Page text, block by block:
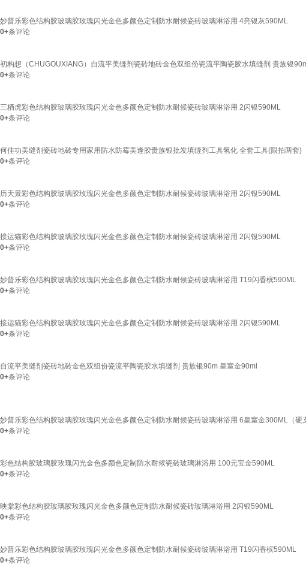
妙普乐彩色结构胶玻璃胶玫瑰闪光金色多颜色定制防水耐候瓷砖玻璃淋浴用 4亮银灰590ML
0+条评论
初构想（CHUGOUXIANG）自流平美缝剂瓷砖地砖金色双组份瓷流平陶瓷胶水填缝剂 贵族银
0+条评论
三栖虎彩色结构胶玻璃胶玫瑰闪光金色多颜色定制防水耐候瓷砖玻璃淋浴用 2闪银590ML
0+条评论
何佳功美缝剂瓷砖地砖专用家用防水防霉美逢胶贵族银批发填缝剂工具氢化 全套工具(限拍两套)
0+条评论
历天景彩色结构胶玻璃胶玫瑰闪光金色多颜色定制防水耐候瓷砖玻璃淋浴用 2闪银590ML
0+条评论
接运猫彩色结构胶玻璃胶玫瑰闪光金色多颜色定制防水耐候瓷砖玻璃淋浴用 2闪银590ML
0+条评论
妙普乐彩色结构胶玻璃胶玫瑰闪光金色多颜色定制防水耐候瓷砖玻璃淋浴用 T19闪香槟590ML
0+条评论
接运猫彩色结构胶玻璃胶玫瑰闪光金色多颜色定制防水耐候瓷砖玻璃淋浴用 2闪银590ML
0+条评论
自流平美缝剂瓷砖地砖金色双组份瓷流平陶瓷胶水填缝剂 贵族银90m 皇室金90ml
0+条评论
妙普乐彩色结构胶玻璃胶玫瑰闪光金色多颜色定制防水耐候瓷砖玻璃淋浴用 6皇室金300ML（硬
0+条评论
彩色结构胶玻璃胶玫瑰闪光金色多颜色定制防水耐候瓷砖玻璃淋浴用 100元宝金590ML
0+条评论
映棠彩色结构胶玻璃胶玫瑰闪光金色多颜色定制防水耐候瓷砖玻璃淋浴用 2闪银590ML
0+条评论
妙普乐彩色结构胶玻璃胶玫瑰闪光金色多颜色定制防水耐候瓷砖玻璃淋浴用 T19闪香槟590ML
0+条评论